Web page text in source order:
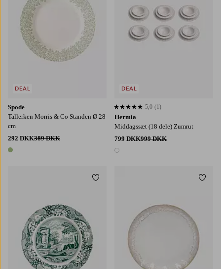
Spode
Tallerken Morris & Co Standen Ø 28
cm
292 DKK389 DKK
1 farve
DEAL
Hermia
Middagssæt (18 dele) Zumrut
799 DKK999 DKK
1 farve
5,0 baseret på 1 bedømmelser
5,0 (1)
DEAL
Tilføj til favoritter